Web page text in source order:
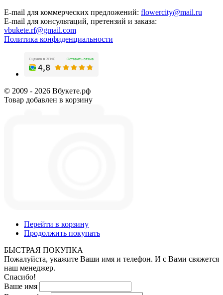
E-mail для коммерческих предложений: flowercity@mail.ru
E-mail для консультаций, претензий и заказа:
vbukete.rf@gmail.com
Политика конфиденциальности
© 2009 - 2026 Вбукете.рф
Товар добавлен в корзину
Перейти в корзину
Продолжить покупать
БЫСТРАЯ ПОКУПКА
Пожалуйста, укажите Ваши имя и телефон. И с Вами свяжется
наш менеджер.
Спасибо!
Ваше имя